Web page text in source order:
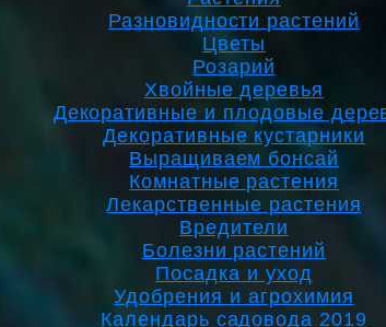
Разновидности растений
Цветы
Розарий
Хвойные деревья
Декоративные и плодовые
Декоративные кустарники
Выращиваем бонсай
Комнатные растения
Лекарственные растения
Вредители
Болезни растений
Посадка и уход
Удобрения и агрохимия
Календарь садовода 2019